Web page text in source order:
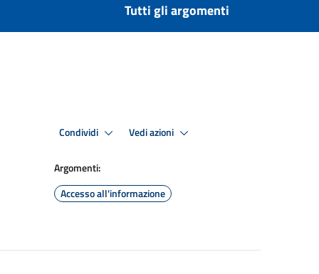
Tutti gli argomenti
Condividi Vedi azioni
Argomenti:
Accesso all'informazione